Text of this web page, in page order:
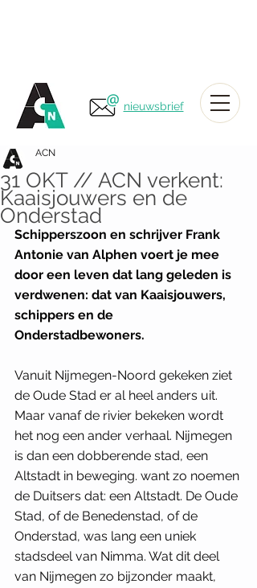
nieuwsbrief
31 OKT // ACN verkent:
Kaaisjouwers en de
Onderstad
ACN
Schipperszoon en schrijver Frank
Antonie van Alphen voert je mee
door een leven dat lang geleden is
verdwenen: dat van Kaaisjouwers,
schippers en de
Onderstadbewoners.
Vanuit Nijmegen-Noord gekeken ziet
de Oude Stad er al heel anders uit.
Maar vanaf de rivier bekeken wordt
het nog een ander verhaal. Nijmegen
is dan een dobberende stad, een
Altstadt in beweging. want zo noemen
de Duitsers dat: een Altstadt. De Oude
Stad, of de Benedenstad, of de
Onderstad, was lang een uniek
stadsdeel van Nimma. Wat dit deel
van Nijmegen zo bijzonder maakt,